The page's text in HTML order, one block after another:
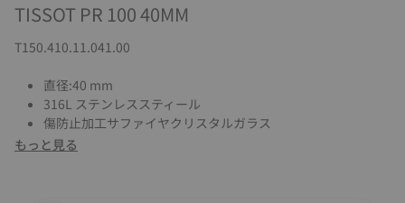
TISSOT PR 100 40MM
T150.410.11.041.00
直径:40 mm
316L ステンレススティール
傷防止加工サファイヤクリスタルガラス
もっと見る